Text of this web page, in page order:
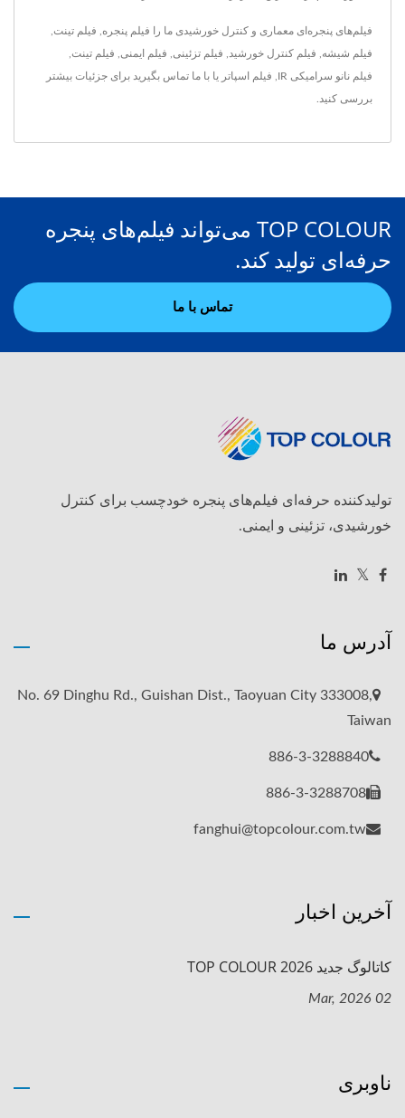
فیلم‌های پنجره‌ای معماری و کنترل خورشیدی ما را فیلم پنجره فیلم تینت
فیلم شیشه فیلم کنترل خورشید فیلم تزئینی فیلم ایمنی فیلم تینت
فیلم نانو سرامیکی IR فیلم اسپاتر یا با ما تماس بگیرید برای جزئیات بیشتر
بررسی کنید.
TOP COLOUR می‌تواند فیلم‌های پنجره
حرفه‌ای تولید کند.
تماس با ما
تولیدکننده حرفه‌ای فیلم‌های پنجره خودچسب برای کنترل
خورشیدی، تزئینی و ایمنی.
آدرس ما
No. 69 Dinghu Rd., Guishan Dist., Taoyuan City 333008,
Taiwan
886-3-3288840
886-3-3288708
fanghui@topcolour.com.tw
آخرین اخبار
کاتالوگ جدید TOP COLOUR 2026
02 Mar, 2026
ناوبری